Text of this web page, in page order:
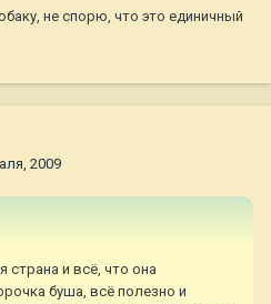
не спорю, что это единичный
2009
страна и всё, что она
буша, всё полезно и